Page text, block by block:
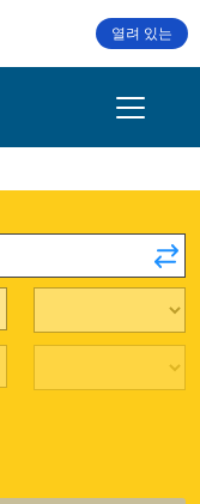
열려 있는